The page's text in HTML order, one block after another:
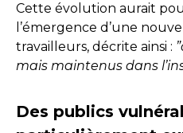
Cette évolution aurait
l’émergence d’une
travailleurs, décrite ainsi :
mais maintenus dans
Des publics